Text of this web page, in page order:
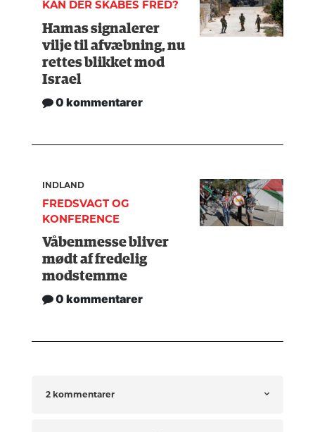
KAN DER SKABES FRED?
Hamas signalerer
vilje til afvæbning, nu
rettes blikket mod
Israel
0 kommentarer
INDLAND
FREDSVAGT OG
KONFERENCE
Våbenmesse bliver
mødt af fredelig
modstemme
0 kommentarer
2 kommentarer